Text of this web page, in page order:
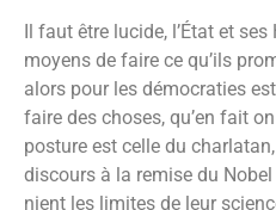
Il faut être lucide, l’État et
moyens de faire ce qu’ils
alors pour les démocraties
faire des choses, qu’en fait
posture est celle du
discours à la remise du
nient les limites de leur